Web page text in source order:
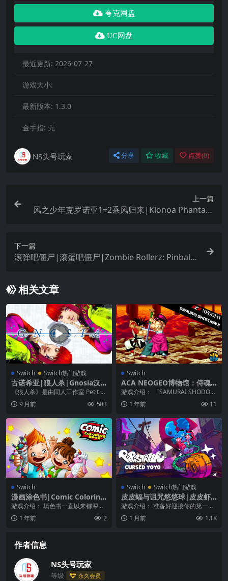
夸克网盘
UC网盘
最近更新: 2026-07-27
游戏大小:
最新版本: 1.3.0
金手指: 无
NS头号玩家 分享 收藏 点赞(0)
上一篇
风之少年克罗诺亚1+2乘风归来|Klonoa Phantasy
下一篇
滚弹吧僵尸|滚蛋吧僵尸|Zombie Rollerz: Pinball
相关文章
Switch Switch热门游戏
古诺希亚|狼人杀|Gnosia汉
化
《狼人杀》是由同人工作室 Petit D
epotto 所推出的一款狼人杀推理类
游...9 月前 503
Switch
ACA NEOGEO博物馆：侍魂2
|ACA Neo Geo: Samurai Sh
游戏介绍： 「SAMURAI SHODOW
N II（真侍魂霸王丸地狱变）」是
S... 1 年前 11
Switch
漫画涂色书|Comic Coloring
Book
游戏介绍： 填色书一直以来都深受
孩子们的喜爱，因为它们能帮助孩
子们锻炼动手能力，...
1 年前 2
Switch Switch热门游戏
皮皮蝠与诅咒悠悠球|皮皮虾
和被诅咒的悠悠球|Pipistrell
游戏介绍： 准备好迎接你的第一次
「溜溜城」(Yoyovania) 体验了吗？
在...1 月前 1.1K
作者信息
NS头号玩家
等级 永久会员